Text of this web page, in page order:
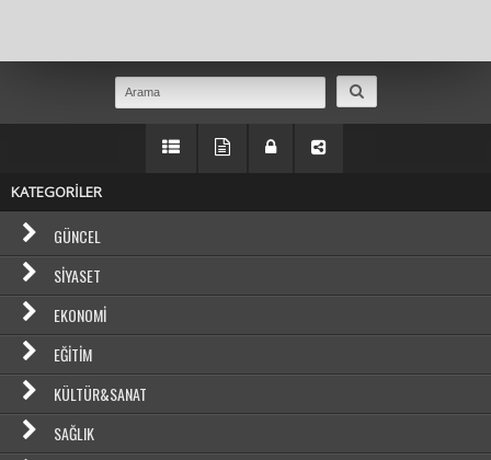
KATEGORİLER
GÜNCEL
SIYASET
EKONOMI
EĞITIM
KÜLTÜR&SANAT
SAĞLIK